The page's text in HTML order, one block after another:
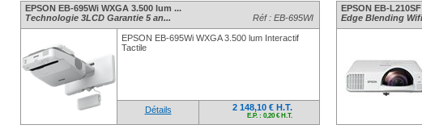
EPSON EB-695Wi WXGA 3.500 lum ...
Technologie 3LCD Garantie 5 an...
Réf : EB-695WI
EPSON EB-695Wi WXGA 3.500 lum Interactif
Tactile
Détails 2 148,10 € H.T.
E.P. : 0,20 € H.T.
EPSON EB-
Edge Blending